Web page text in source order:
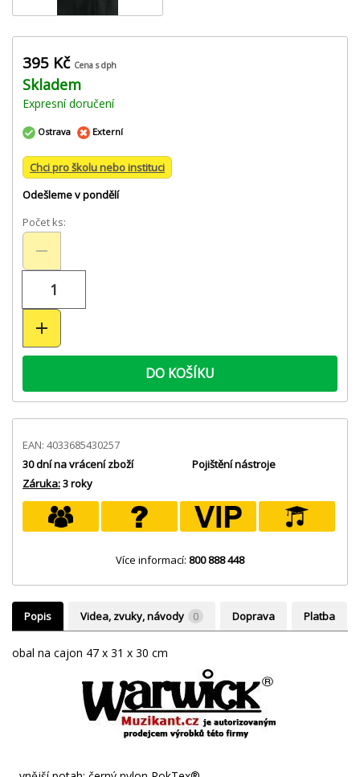
395 Kč Cena s dph
Skladem
Expresní doručení
Ostrava Externí
Chci pro školu nebo instituci
Odešleme v pondělí
Počet ks:
DO KOŠÍKU
EAN: 4033685430257
30 dní na vrácení zboží
Záruka:3 roky
Pojištění nástroje
Více informací: 800 888 448
Popis Videa, zvuky, návody 0 Doprava Platba
obal na cajon 47 x 31 x 30 cm